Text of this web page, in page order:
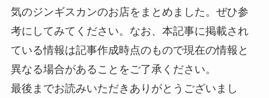
気のジンギスカンのお店をまとめました。ぜひ参
考にしてみてください。なお、本記事に掲載され
ている情報は記事作成時点のもので現在の情報と
異なる場合があることをご了承ください。
最後までお読みいただきありがとうございまし